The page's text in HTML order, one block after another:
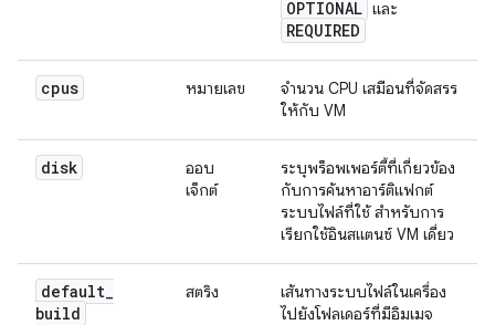
OPTIONAL และ
REQUIRED
cpus หมายเลข
จำนวน CPU เสมือนที่จัดสรร
ให้กับ VM
disk
ออบ
เจ็กต์
ระบุพร็อพเพอร์ตี้ที่เกี่ยวข้อง
กับการค้นหาอาร์ติแฟกต์
ระบบไฟล์ที่ใช้ สำหรับการ
เรียกใช้อินสแตนซ์ VM เดี่ยว
default_
build
สตริง
เส้นทางระบบไฟล์ในเครื่อง
ไปยังโฟลเดอร์ที่มีอิมเมจ